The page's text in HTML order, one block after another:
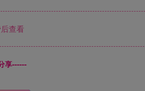
查看
享------